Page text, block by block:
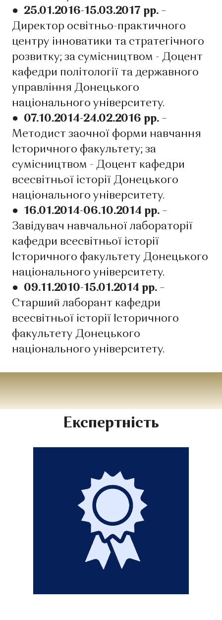
● 25.01.2016-15.03.2017 рр. –
Директор освітньо-практичного
центру інноватики та стратегічного
розвитку; за сумісництвом - Доцент
кафедри політології та державного
управління Донецького
національного університету.
● 07.10.2014-24.02.2016 рр. –
Методист заочної форми навчання
Історичного факультету; за
сумісництвом - Доцент кафедри
всесвітньої історії Донецького
національного університету.
● 16.01.2014-06.10.2014 рр. –
Завідувач навчальної лабораторії
кафедри всесвітньої історії
Історичного факультету Донецького
національного університету.
● 09.11.2010-15.01.2014 рр. –
Старший лаборант кафедри
всесвітньої історії Історичного
факультету Донецького
національного університету.
Експертність